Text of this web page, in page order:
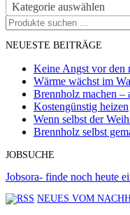
Kategorie auswählen
Suchen
nach …
NEUESTE BEITRÄGE
Keine Angst vor den
Wärme wächst im
Brennholz machen –
Kostengünstig heizen
Wenn selbst der
Brennholz selbst
JOBSUCHE
Jobsora- finde noch heute
NEUES VOM